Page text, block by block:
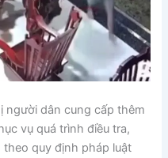
người dân cung cấp thêm
vụ quá trình điều tra,
quy định pháp luật